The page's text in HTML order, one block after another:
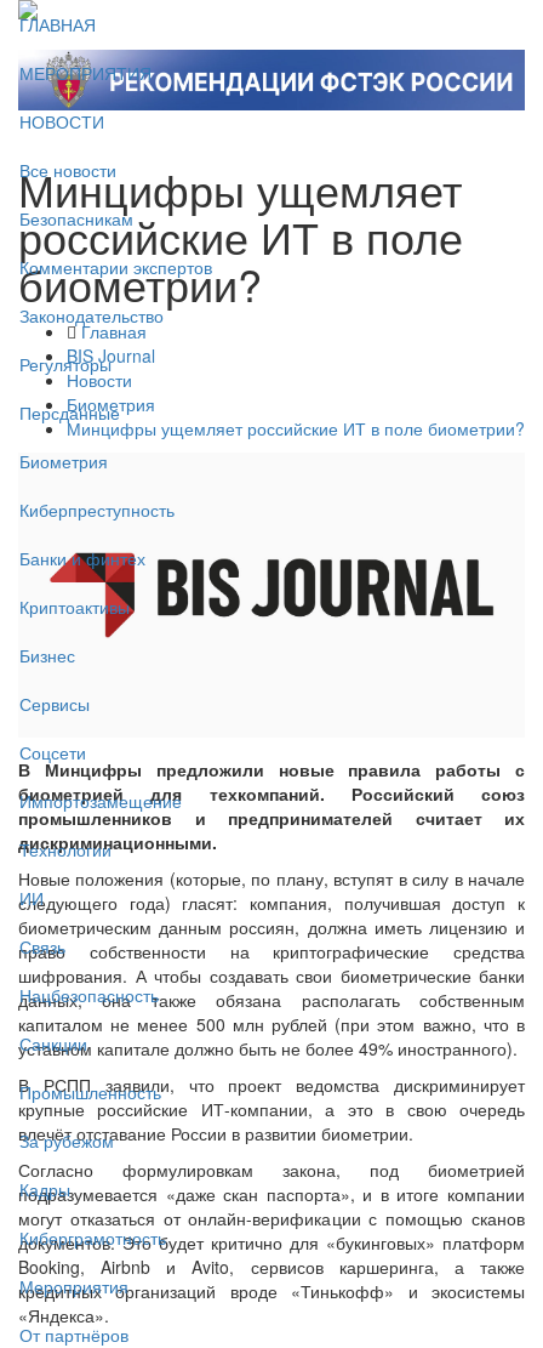
ГЛАВНАЯ
МЕРОПРИЯТИЯ
НОВОСТИ
Все новости
Безопасникам
Комментарии экспертов
Законодательство
Регуляторы
Персданные
Биометрия
Киберпреступность
Банки и финтех
Криптоактивы
Бизнес
Сервисы
Соцсети
Импортозамещение
Технологии
ИИ
Связь
Нацбезопасность
Санкции
Промышленность
За рубежом
Кадры
Киберграмотность
Мероприятия
От партнёров
Минцифры ущемляет
российские ИТ в поле
биометрии?
Главная
BIS Journal
Новости
Биометрия
Минцифры ущемляет российские ИТ в поле биометрии?
В Минцифры предложили новые правила работы с
биометрией для техкомпаний. Российский союз
промышленников и предпринимателей считает их
дискриминационными.
Новые положения (которые, по плану, вступят в силу в начале
следующего года) гласят: компания, получившая доступ к
биометрическим данным россиян, должна иметь лицензию и
право собственности на криптографические средства
шифрования. А чтобы создавать свои биометрические банки
данных, она также обязана располагать собственным
капиталом не менее 500 млн рублей (при этом важно, что в
уставном капитале должно быть не более 49% иностранного).
В РСПП заявили, что проект ведомства дискриминирует
крупные российские ИТ-компании, а это в свою очередь
влечёт отставание России в развитии биометрии.
Согласно формулировкам закона, под биометрией
подразумевается «даже скан паспорта», и в итоге компании
могут отказаться от онлайн-верификации с помощью сканов
документов. Это будет критично для «букинговых» платформ
Booking, Airbnb и Avito, сервисов каршеринга, а также
кредитных организаций вроде «Тинькофф» и экосистемы
«Яндекса».